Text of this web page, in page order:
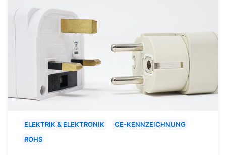
ELEKTRIK & ELEKTRONIK
CE-KENNZEICHNUNG
ROHS